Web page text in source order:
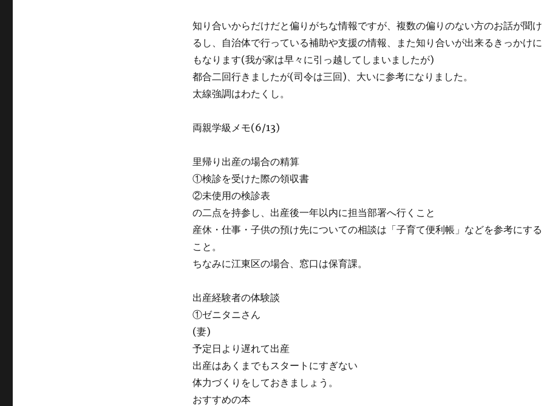
知り合いからだけだと偏りがちな情報ですが、複数の偏りのない方のお話が聞け
るし、自治体で行っている補助や支援の情報、また知り合いが出来るきっかけに
もなります(我が家は早々に引っ越してしまいましたが)
都合二回行きましたが(司令は三回)、大いに参考になりました。
太線強調はわたくし。
両親学級メモ(6/13)
里帰り出産の場合の精算
①検診を受けた際の領収書
②未使用の検診表
の二点を持参し、出産後一年以内に担当部署へ行くこと
産休・仕事・子供の預け先についての相談は「子育て便利帳」などを参考にする
こと。
ちなみに江東区の場合、窓口は保育課。
出産経験者の体験談
①ゼニタニさん
(妻)
予定日より遅れて出産
出産はあくまでもスタートにすぎない
体力づくりをしておきましょう。
おすすめの本